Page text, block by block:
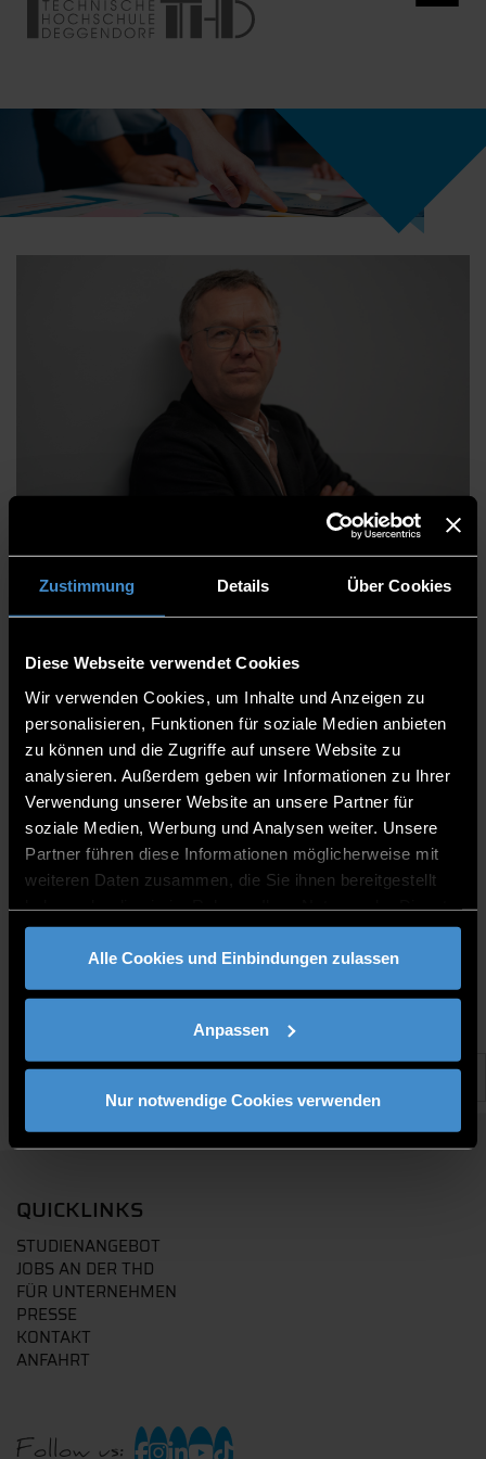
Zustimmung Details Über Cookies
Diese Webseite verwendet Cookies
Wir verwenden Cookies, um Inhalte und Anzeigen zu
personalisieren, Funktionen für soziale Medien anbieten
zu können und die Zugriffe auf unsere Website zu
analysieren. Außerdem geben wir Informationen zu Ihrer
Verwendung unserer Website an unsere Partner für
soziale Medien, Werbung und Analysen weiter. Unsere
Partner führen diese Informationen möglicherweise mit
weiteren Daten zusammen, die Sie ihnen bereitgestellt
gesammelt haben.
Alle Cookies und Einbindungen zulassen
Anpassen
Nur notwendige Cookies verwenden
Albert Schreiner
Fakultät Maschinenbau und Mechatronik
Mitarbeitende
Mitarbeiter
C 219
0991/3615-352
QUICKLINKS
STUDIENANGEBOT
JOBS AN DER THD
FÜR UNTERNEHMEN
PRESSE
KONTAKT
ANFAHRT
Follow us: